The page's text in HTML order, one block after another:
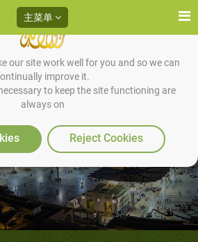
our site work well for you and so we can
improve it.
to keep the site functioning are
always on
Reject Cookies
主菜单
？（1/4）：伊斯兰
的核心